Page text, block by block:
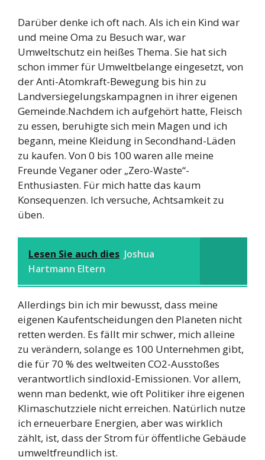
Darüber denke ich oft nach. Als ich ein Kind war
und meine Oma zu Besuch war, war
Umweltschutz ein heißes Thema. Sie hat sich
schon immer für Umweltbelange eingesetzt, von
der Anti-Atomkraft-Bewegung bis hin zu
Landversiegelungskampagnen in ihrer eigenen
Gemeinde.Nachdem ich aufgehört hatte, Fleisch
zu essen, beruhigte sich mein Magen und ich
begann, meine Kleidung in Secondhand-Läden
zu kaufen. Von 0 bis 100 waren alle meine
Freunde Veganer oder „Zero-Waste“-
Enthusiasten. Für mich hatte das kaum
Konsequenzen. Ich versuche, Achtsamkeit zu
üben.
Lesen Sie auch dies Joshua
Hartmann Eltern
Allerdings bin ich mir bewusst, dass meine
eigenen Kaufentscheidungen den Planeten nicht
retten werden. Es fällt mir schwer, mich alleine
zu verändern, solange es 100 Unternehmen gibt,
die für 70 % des weltweiten CO2-Ausstoßes
verantwortlich sindIoxid-Emissionen. Vor allem,
wenn man bedenkt, wie oft Politiker ihre eigenen
Klimaschutzziele nicht erreichen. Natürlich nutze
ich erneuerbare Energien, aber was wirklich
zählt, ist, dass der Strom für öffentliche Gebäude
umweltfreundlich ist.